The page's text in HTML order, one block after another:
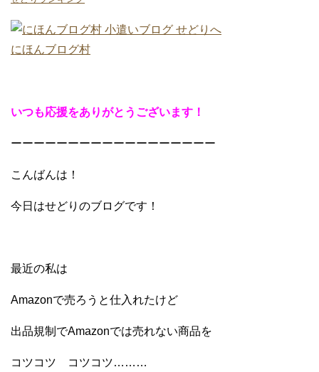
にほんブログ村
いつも応援をありがとうございます！
ーーーーーーーーーーーーーーーーーー
こんばんは！
今日はせどりのブログです！
最近の私は
Amazonで売ろうと仕入れたけど
出品規制でAmazonでは売れない商品を
コツコツ コツコツ………